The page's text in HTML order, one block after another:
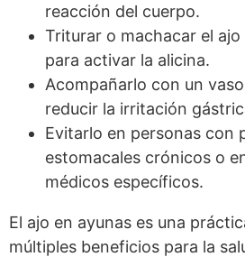
reacción del cuerpo.
Triturar o machacar el
para activar la alicina.
Acompañarlo con un
reducir la irritación
Evitarlo en personas con
estomacales crónicos o
médicos específicos.
El ajo en ayunas es una
múltiples beneficios para la